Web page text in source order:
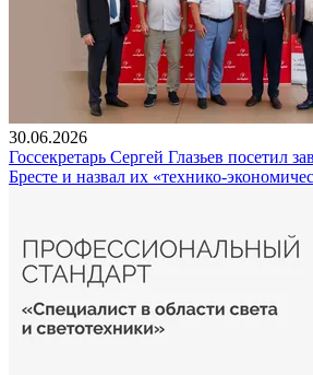
30.06.2026
Госсекретарь Сергей Глазьев посетил
Бресте и назвал их «технико-